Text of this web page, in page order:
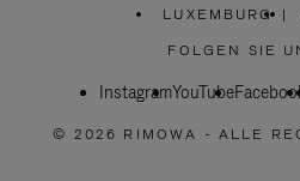
LUXEMBURG
WÄHLEN
SIE
REGION
|
FOLGEN SIE
InstagramYouTube
© 2026 RIMOWA - ALLE